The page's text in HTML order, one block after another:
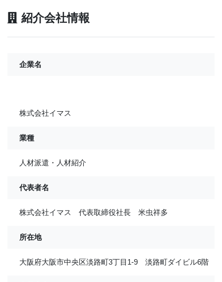
紹介会社情報
企業名
株式会社イマス
業種
人材派遣・人材紹介
代表者名
株式会社イマス 代表取締役社長 米虫祥多
所在地
大阪府大阪市中央区淡路町3丁目1-9 淡路町ダイビル6階